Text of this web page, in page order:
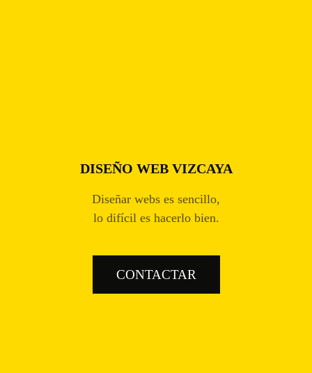
DISEÑO WEB VIZCAYA
Diseñar webs es sencillo,
lo difícil es hacerlo bien.
CONTACTAR